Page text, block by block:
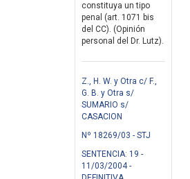
constituya un tipo
penal (art. 1071 bis
del CC). (Opinión
personal del Dr. Lutz).
Z., H. W. y Otra c/ F.,
G. B. y Otra s/
SUMARIO s/
CASACION
Nº 18269/03 - STJ
SENTENCIA: 19 -
11/03/2004 -